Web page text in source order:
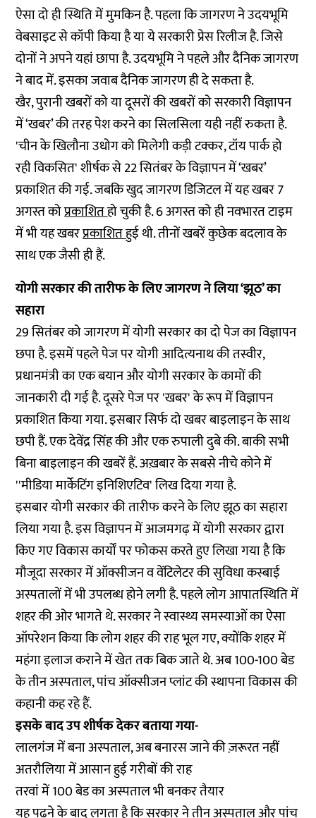
ऐसा दो ही स्थिति में मुमकिन है. पहला कि जागरण ने उदयभूमि
वेबसाइट से कॉपी किया है या ये सरकारी प्रेस रिलीज है. जिसे
दोनों ने अपने यहां छापा है. उदयभूमि ने पहले और दैनिक जागरण
ने बाद में. इसका जवाब दैनिक जागरण ही दे सकता है.
खैर, पुरानी खबरों को या दूसरों की खबरों को सरकारी विज्ञापन
में ‘खबर’ की तरह पेश करने का सिलसिला यही नहीं रुकता है.
'चीन के खिलौना उधोग को मिलेगी कड़ी टक्कर, टॉय पार्क हो
रही विकसित' शीर्षक से 22 सितंबर के विज्ञापन में ‘खबर’
प्रकाशित की गई. जबकि खुद जागरण डिजिटल में यह खबर 7
अगस्त कोप्रकाशितहो चुकी है. 6 अगस्त को ही नवभारत टाइम
में भी यह खबरप्रकाशितहुई थी. तीनों खबरें कुछेक बदलाव के
साथ एक जैसी ही हैं.
योगी सरकार की तारीफ के लिए जागरण ने लिया ‘झूठ’ का
सहारा
29 सितंबर को जागरण में योगी सरकार का दो पेज का विज्ञापन
छपा है. इसमें पहले पेज पर योगी आदित्यनाथ की तस्वीर,
प्रधानमंत्री का एक बयान और योगी सरकार के कामों की
जानकारी दी गई है. दूसरे पेज पर 'खबर' के रूप में विज्ञापन
प्रकाशित किया गया. इसबार सिर्फ दो खबर बाइलाइन के साथ
छपी हैं. एक देवेंद्र सिंह की और एक रुपाली दुबे की. बाकी सभी
बिना बाइलाइन की खबरें हैं. अख़बार के सबसे नीचे कोने में
''मीडिया मार्केटिंग इनिशिएटिव' लिख दिया गया है.
इसबार योगी सरकार की तारीफ करने के लिए झूठ का सहारा
लिया गया है. इस विज्ञापन में आजमगढ़ में योगी सरकार द्वारा
किए गए विकास कार्यों पर फोकस करते हुए लिखा गया है कि
मौजूदा सरकार में ऑक्सीजन व वेंटिलेटर की सुविधा कस्बाई
अस्पतालों में भी उपलब्ध होने लगी है. पहले लोग आपातस्थिति में
शहर की ओर भागते थे. सरकार ने स्वास्थ्य समस्याओं का ऐसा
ऑपरेशन किया कि लोग शहर की राह भूल गए, क्योंकि शहर में
महंगा इलाज कराने में खेत तक बिक जाते थे. अब 100-100 बेड
के तीन अस्पताल, पांच ऑक्सीजन प्लांट की स्थापना विकास की
कहानी कह रहे हैं.
इसके बाद उप शीर्षक देकर बताया गया-
लालगंज में बना अस्पताल, अब बनारस जाने की ज़रूरत नहीं
अतरौलिया में आसान हुई गरीबों की राह
तरवां में 100 बेड का अस्पताल भी बनकर तैयार
यह पढ़ने के बाद लगता है कि सरकार ने तीन अस्पताल और पांच